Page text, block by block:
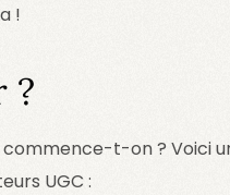
!
?
t-on ? Voici
UGC :